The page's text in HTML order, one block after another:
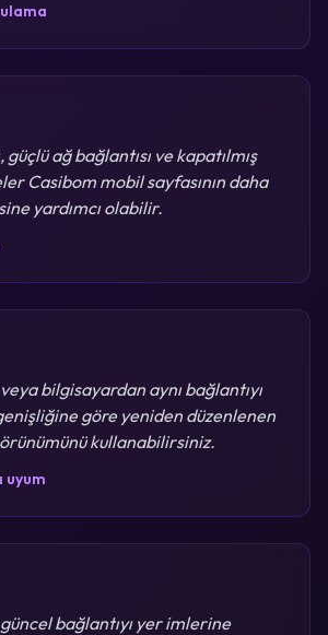
güçlü ağ bağlantısı ve kapatılmış
Casibom mobil sayfasının daha
yardımcı olabilir.
bilgisayardan aynı bağlantıyı
göre yeniden düzenlenen
kullanabilirsiniz.
uyum
güncel bağlantıyı yer imlerine